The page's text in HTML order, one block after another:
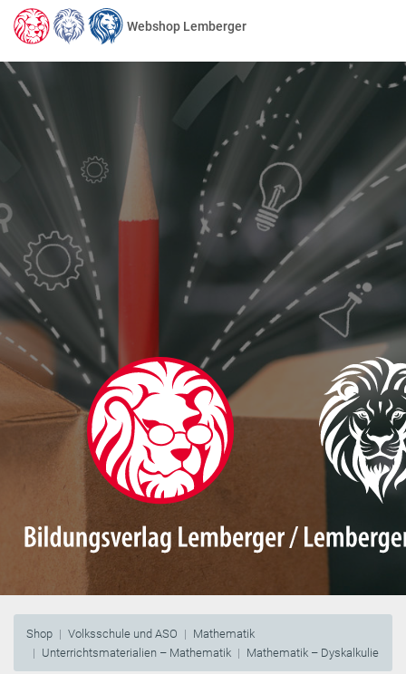
Webshop Lemberger
Shop Volksschule und ASO
Mathematik
Unterrichtsmaterialien – Mathematik
Mathematik – Dyskalkulie